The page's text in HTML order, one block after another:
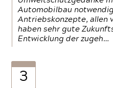
Automobilbau
Antriebskonzepte, allen
haben sehr gute
Entwicklung der zugeh…
3